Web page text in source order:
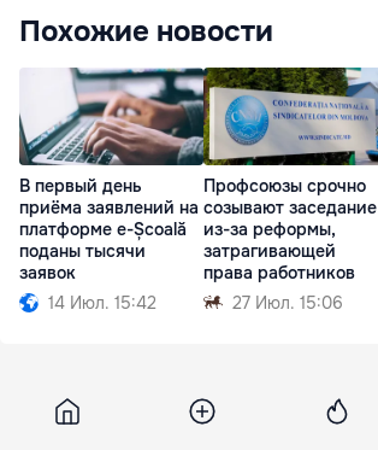
Похожие новости
В первый день
приёма заявлений на
платформе e-Școală
поданы тысячи
заявок
14 Июл. 15:42
Профсоюзы срочно
созывают заседание
из-за реформы,
затрагивающей
права работников
27 Июл. 15:06
Deschide 25 июля 2018, 14:20 3 523